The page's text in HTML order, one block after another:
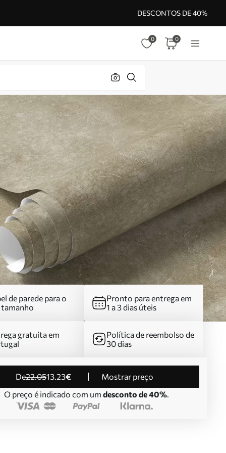
DESCONTOS DE 40%
0 0
de parede para o
tamanho
Pronto para entrega em
1 a 3 dias úteis
gratuita em
Política de reembolso de
30 dias
de22.0513.23€
Mostrar preço
O preço é indicado com um desconto de 40%.